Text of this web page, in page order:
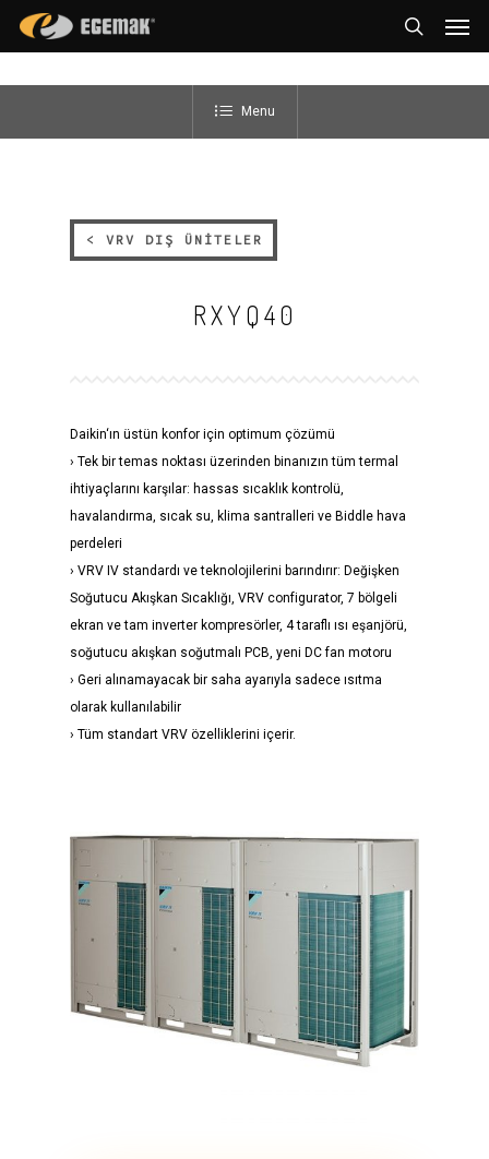
search
Menu
< VRV DIŞ ÜNİTELER
< VRV DIŞ ÜNİTELER
RXYQ40
Daikin‘ın üstün konfor için optimum çözümü
› Tek bir temas noktası üzerinden binanızın tüm termal
ihtiyaçlarını karşılar: hassas sıcaklık kontrolü,
havalandırma, sıcak su, klima santralleri ve Biddle hava
perdeleri
› VRV IV standardı ve teknolojilerini barındırır: Değişken
Soğutucu Akışkan Sıcaklığı, VRV configurator, 7 bölgeli
ekran ve tam inverter kompresörler, 4 taraflı ısı eşanjörü,
soğutucu akışkan soğutmalı PCB, yeni DC fan motoru
› Geri alınamayacak bir saha ayarıyla sadece ısıtma
olarak kullanılabilir
› Tüm standart VRV özelliklerini içerir.